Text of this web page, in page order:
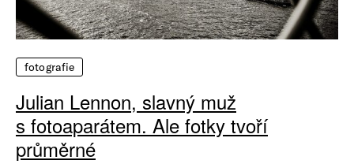
fotografie
Julian Lennon, slavný muž
s fotoaparátem. Ale fotky tvoří
průměrné